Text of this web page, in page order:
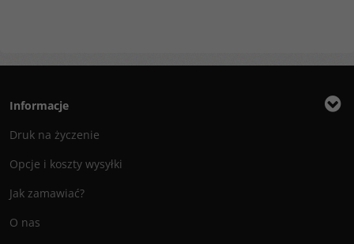
Informacje
Druk na życzenie
Opcje i koszty wysyłki
Jak zamawiać?
O nas